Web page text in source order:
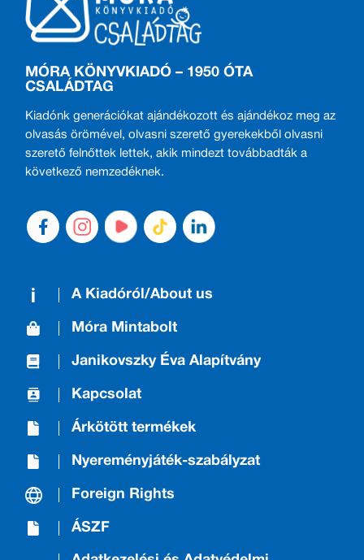
MÓRA KÖNYVKIADÓ – 1950 ÓTA
CSALÁDTAG
Kiadónk generációkat ajándékozott és ajándékoz meg az
olvasás örömével, olvasni szerető gyerekekből olvasni
szerető felnőttek lettek, akik mindezt továbbadták a
következő nemzedéknek.
A Kiadóról/About us
Móra Mintabolt
Janikovszky Éva Alapítvány
Kapcsolat
Árkötött termékek
Nyereményjáték-szabályzat
Foreign Rights
ÁSZF